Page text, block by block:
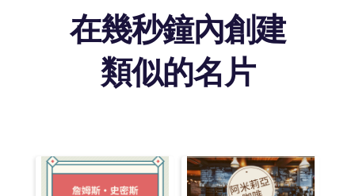
在幾秒鐘內創建
類似的名片